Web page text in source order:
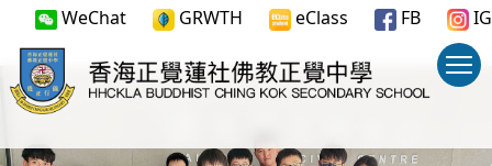
WeChat GRWTH eClass FB IG